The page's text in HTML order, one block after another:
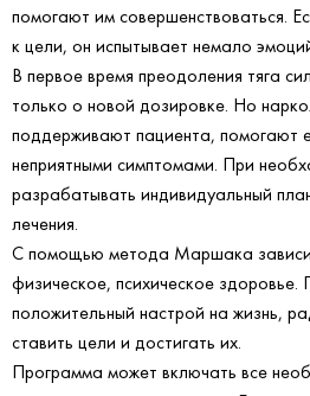
помогают им совершенствоваться.
к цели, он испытывает немало
В первое время преодоления тяга
только о новой дозировке. Но
поддерживают пациента, помогают
неприятными симптомами. При
разрабатывать индивидуальный
лечения.
С помощью метода Маршака
физическое, психическое здоровье.
положительный настрой на жизнь,
ставить цели и достигать их.
Программа может включать все